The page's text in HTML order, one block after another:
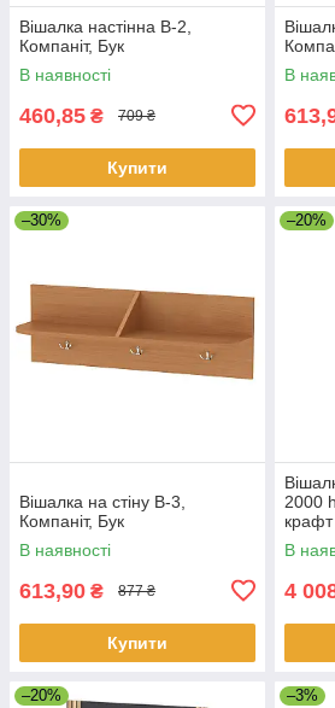
Вішалка настінна В-2,
Компаніт, Бук
В наявності
460,85 ₴ 709 ₴
Купити
В
–30%
Вішалка на стіну В-3,
Компаніт, Бук
В наявності
613,90 ₴ 877 ₴
Купити
–20%
2000
крафт
В
4
–20% –3%